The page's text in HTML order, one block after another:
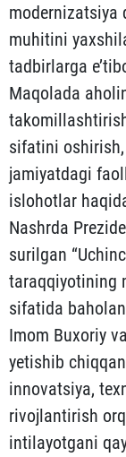
muhitini
tadbirlarga
Maqolada
sifatini
jamiyatdagi
islohotlar
Nashrda
surilgan
taraqqiyotining
sifatida
Imom Buxoriy
yetishib
innovatsiya,
rivojlantirish
intilayotgani